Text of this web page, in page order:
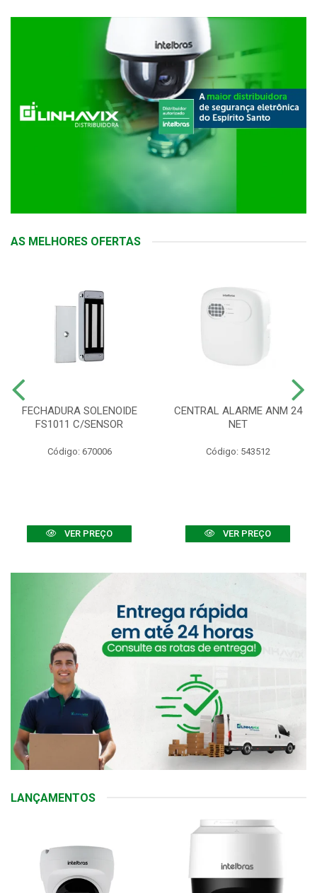
AS MELHORES OFERTAS
FECHADURA SOLENOIDE
FS1011 C/SENSOR
Código: 670006
VER PREÇO
CENTRAL ALARME ANM 24
NET
Código: 543512
VER PREÇO
LANÇAMENTOS